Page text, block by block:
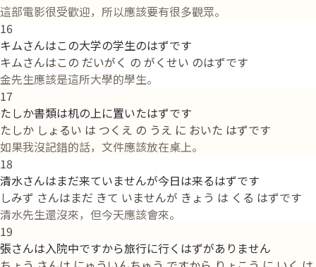
這部電影很受歡迎，所以應該要有很多觀眾。
16
キムさんはこの大学の学生のはずです
キムさんはこの だいがく の がくせい のはずです
金先生應該是這所大學的學生。
17
たしか書類は机の上に置いたはずです
たしか しょるい は つくえ の うえ に おいた はずです
如果我沒記錯的話，文件應該放在桌上。
18
清水さんはまだ来ていませんが今日は来るはずです
しみず さんはまだ きて いませんが きょう は くる はずです
清水先生還沒來，但今天應該會來。
19
張さんは入院中ですから旅行に行くはずがありません